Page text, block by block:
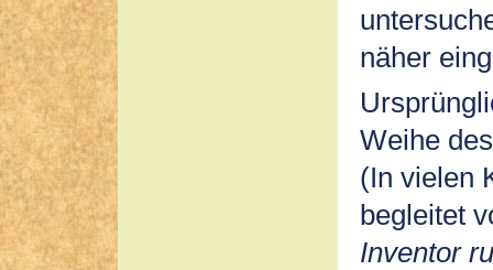
näher
Weihe
(In vielen
begleitet
Inventor